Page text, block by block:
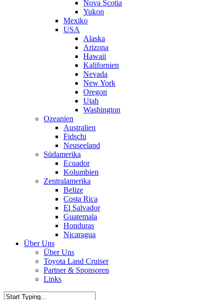
Nova Scotia
Yukon
Mexiko
USA
Alaska
Arizona
Hawaii
Kalifornien
Nevada
New York
Oregon
Utah
Washington
Ozeanien
Australien
Fidschi
Neuseeland
Südamerika
Ecuador
Kolumbien
Zentralamerika
Belize
Costa Rica
El Salvador
Guatemala
Honduras
Nicaragua
Über Uns
Über Uns
Toyota Land Cruiser
Partner & Sponsoren
Links